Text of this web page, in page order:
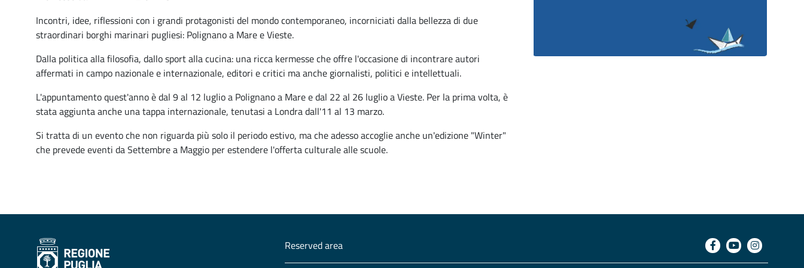
Incontri, idee, riflessioni con i grandi protagonisti del mondo contemporaneo, incorniciati dalla bellezza di due
straordinari borghi marinari pugliesi: Polignano a Mare e Vieste.
Dalla politica alla filosofia, dallo sport alla cucina: una ricca kermesse che offre l'occasione di incontrare autori
affermati in campo nazionale e internazionale, editori e critici ma anche giornalisti, politici e intellettuali.
L'appuntamento quest'anno è dal 9 al 12 luglio a Polignano a Mare e dal 22 al 26 luglio a Vieste. Per la prima volta, è
stata aggiunta anche una tappa internazionale, tenutasi a Londra dall'11 al 13 marzo.
Si tratta di un evento che non riguarda più solo il periodo estivo, ma che adesso accoglie anche un'edizione "Winter"
che prevede eventi da Settembre a Maggio per estendere l'offerta culturale alle scuole.
Reserved area